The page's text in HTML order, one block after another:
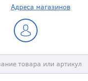
Адреса магазинов